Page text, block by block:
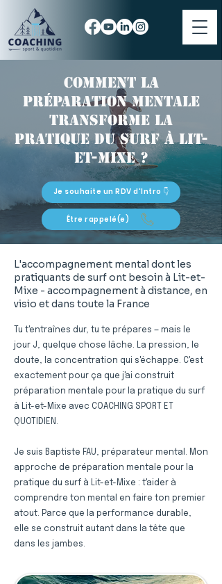
Comment la
préparation mentale
transforme la
pratique du surf à Lit-
et-Mixe ?
Je souhaite un RDV d'Intro 👇
Être rappelé(e)
L'accompagnement mental dont les
pratiquants de surf ont besoin à Lit-et-
Mixe - accompagnement à distance, en
visio et dans toute la France
Tu t'entraînes dur, tu te prépares — mais le
jour J, quelque chose lâche. La pression, le
doute, la concentration qui s'échappe. C'est
exactement pour ça que j'ai construit
préparation mentale pour la pratique du surf
à Lit-et-Mixe avec COACHING SPORT ET
QUOTIDIEN.
Je suis Baptiste FAU, préparateur mental. Mon
approche de préparation mentale pour la
pratique du surf à Lit-et-Mixe : t'aider à
comprendre ton mental en faire ton premier
atout. Parce que la performance durable,
elle se construit autant dans la tête que
dans les jambes.